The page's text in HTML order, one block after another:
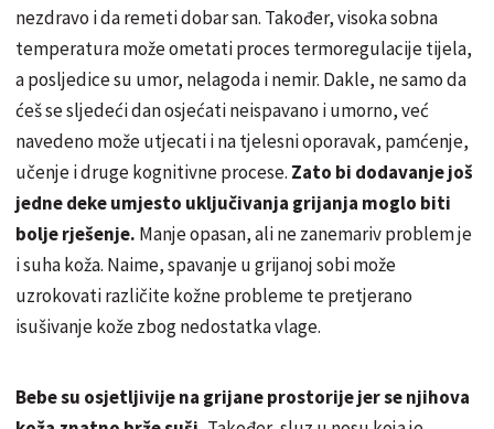
nezdravo i da remeti dobar san. Također, visoka sobna
temperatura može ometati proces termoregulacije tijela,
a posljedice su umor, nelagoda i nemir. Dakle, ne samo da
ćeš se sljedeći dan osjećati neispavano i umorno, već
navedeno može utjecati i na tjelesni oporavak, pamćenje,
učenje i druge kognitivne procese. Zato bi dodavanje još
jedne deke umjesto uključivanja grijanja moglo biti
bolje rješenje. Manje opasan, ali ne zanemariv problem je
i suha koža. Naime, spavanje u grijanoj sobi može
uzrokovati različite kožne probleme te pretjerano
isušivanje kože zbog nedostatka vlage.
Bebe su osjetljivije na grijane prostorije jer se njihova